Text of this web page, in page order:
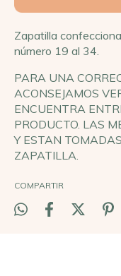
Zapatilla
número 19 al 34.
PARA UNA
ACONSEJAMOS
ENCUENTRA
PRODUCTO. LAS
Y ESTAN
ZAPATILLA.
COMPARTIR